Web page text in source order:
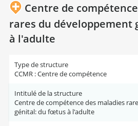
Centre de
rares du
à l'adulte
Type de structure
CCMR : Centre de compétence
Intitulé de la structure
Centre de compétence des maladies
génital: du fœtus à l'adulte